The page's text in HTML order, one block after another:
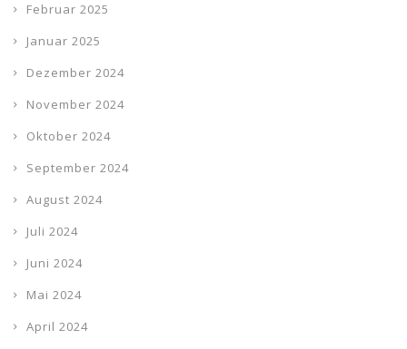
Februar 2025
Januar 2025
Dezember 2024
November 2024
Oktober 2024
September 2024
August 2024
Juli 2024
Juni 2024
Mai 2024
April 2024